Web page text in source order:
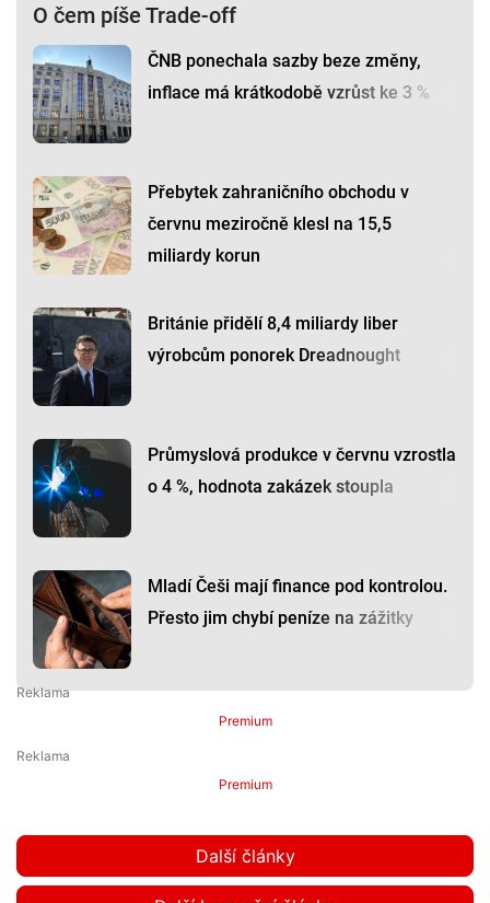
O čem píše Trade-off
ČNB ponechala sazby beze změny,
inflace má krátkodobě vzrůst ke 3 %
Přebytek zahraničního obchodu v
červnu meziročně klesl na 15,5
miliardy korun
Británie přidělí 8,4 miliardy liber
výrobcům ponorek Dreadnought
Průmyslová produkce v červnu vzrostla
o 4 %, hodnota zakázek stoupla
Mladí Češi mají finance pod kontrolou.
Přesto jim chybí peníze na zážitky
Premium
Premium
Další články